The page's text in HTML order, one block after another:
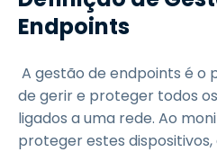
Endpoints
A gestão de endpoints é o
de gerir e proteger todos
ligados a uma rede. Ao
proteger estes